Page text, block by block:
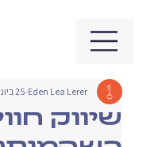
שיווק
Eden Lea Lerer 25 ביוני 2025